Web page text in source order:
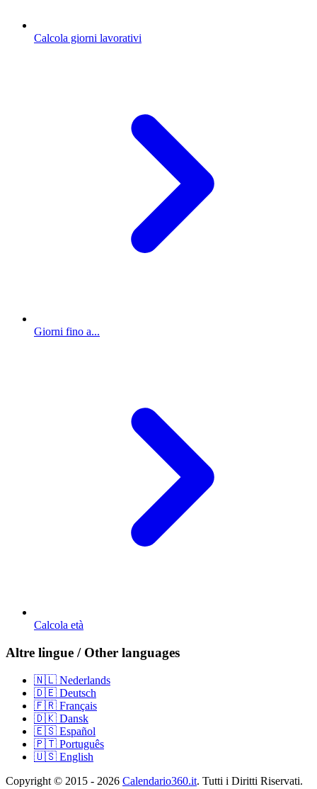
Calcola giorni lavorativi
Giorni fino a...
Calcola età
Altre lingue / Other languages
🇳🇱 Nederlands
🇩🇪 Deutsch
🇫🇷 Français
🇩🇰 Dansk
🇪🇸 Español
🇵🇹 Português
🇺🇸 English
Copyright © 2015 - 2026 Calendario360.it. Tutti i Diritti Riservati.